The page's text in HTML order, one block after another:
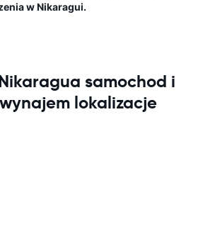
w Nikaragui.
samochod i
lokalizacje